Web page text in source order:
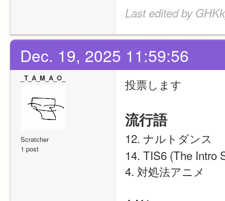
Last edited by
Dec. 19, 2025 11:59:56
_T_A_M_A_O_
Scratcher
1 post
投票します
流行語
12. ナルトダンス
14. TIS6 (The
4. 対処法アニメ